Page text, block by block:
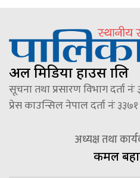
अल मिडिया हाउस प्रालि
सूचना तथा प्रसारण विभाग दर्ता
प्रेस काउन्सिल नेपाल दर्ता नंः ३३७१
अध्यक्ष तथा
कमल